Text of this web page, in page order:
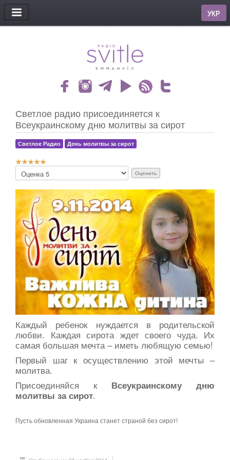
МЕНЮ
УКР
Светлое радио присоединяется к
Всеукраинскому дню молитвы за сирот
Светлое Радио День молитвы за сирот
Р
й
т
и
н
г
:
о
ж
а
л
у
с
т
ц
е
Каждый ребенок нуждается в родительской
любви. Каждая сирота ждет своего чуда. Их
самая большая мечта – иметь любящую семью!
Первый шаг к осуществлению этой мечты –
молитва.
Присоединяйся к Всеукраинскому дню
молитвы за сирот.
Пусть обновленная Украина станет страной без сирот!